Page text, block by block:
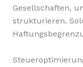
Gesellschaften,
strukturieren.